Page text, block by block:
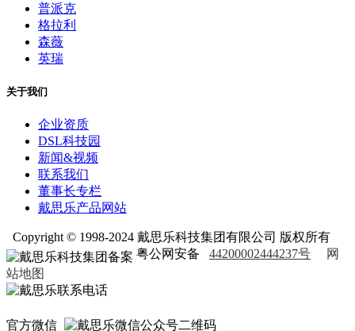
普派克
格拉利
森薇
英瑞
关于我们
企业资质
DSL科技园
新闻&视频
联系我们
董事长专栏
戴思乐产品网站
Copyright © 1998-2024 戴思乐科技集团有限公司 版权所有
粤公网安备 44200002444237号
网
站地图
官方微信